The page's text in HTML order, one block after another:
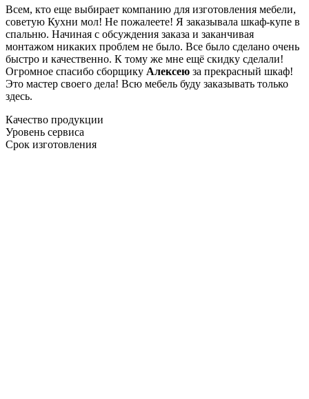
Всем, кто еще выбирает компанию для изготовления мебели,
советую Кухни мол! Не пожалеете! Я заказывала шкаф-купе в
спальню. Начиная с обсуждения заказа и заканчивая
монтажом никаких проблем не было. Все было сделано очень
быстро и качественно. К тому же мне ещё скидку сделали!
Огромное спасибо сборщику Алексею за прекрасный шкаф!
Это мастер своего дела! Всю мебель буду заказывать только
здесь.
Качество продукции
Уровень сервиса
Срок изготовления